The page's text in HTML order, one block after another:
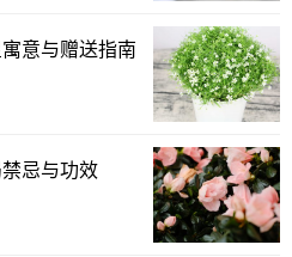
合中国雅士一直以来的审美，
达一千多年，所以养兰花入迷
意与赠送指南
忌与功效